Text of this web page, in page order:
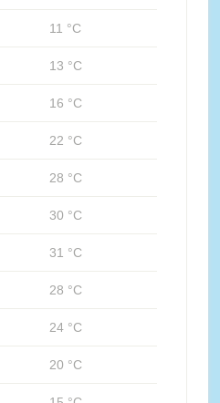
11 °C
13 °C
16 °C
22 °C
28 °C
30 °C
31 °C
28 °C
24 °C
20 °C